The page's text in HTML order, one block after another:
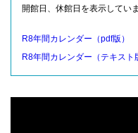
開館日、休館日を表示してい
R8年間カレンダー（pdf版）
R8年間カレンダー（テキスト